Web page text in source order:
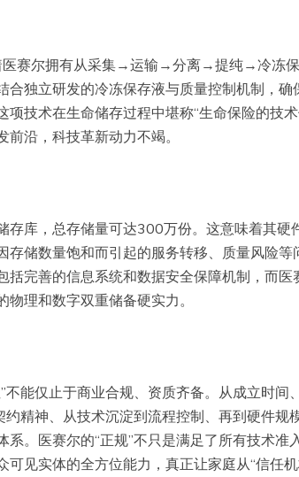
医赛尔拥有从采集→运输→分离→提纯→冷冻
合独立研发的冷冻保存液与质量控制机制，确
技术在生命储存过程中堪称“生命保险的技术
沿，科技革新动力不竭。
库，总存储量可达300万份。这意味着其硬
储数量饱和而引起的服务转移、质量风险等
括完善的信息系统和数据安全保障机制，而医
理和数字双重储备硬实力。
能仅止于商业合规、资质齐备。从成立时间
精神、从技术沉淀到流程控制、再到硬件规
。医赛尔的“正规”不只是满足了所有技术准
见实体的全方位能力，真正让家庭从“信任